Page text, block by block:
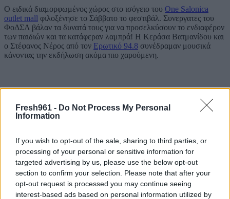
Fresh961 - Do Not Process My Personal
Information
If you wish to opt-out of the sale, sharing to third parties, or
processing of your personal or sensitive information for
targeted advertising by us, please use the below opt-out
section to confirm your selection. Please note that after your
opt-out request is processed you may continue seeing
interest-based ads based on personal information utilized by
Ο ειδικά διαμορφωμένος χώρος στο ισόγειο του One Salonica
outlet mall φιλοξένησε το Σάββατο το φεστιβάλ. Συνεργατες του
ΦοΔΣΑ βάλαν τα δυνατά τους για να προσελκύσουν το ενδιαφέρον
των παιδιών και τα κατάφεραν λαμπρά! Η Κεράσα Βατμανίδου και
ο Στέφανος Νέρος από τον Ερωτικό 94.8 συνέδραμαν μουσικά
κάνοντας την εκδήλωση ακόμα πιο χαρούμενη.
Μεγάλου Αλεξάνδρου.
Μουσική από νωρίς επιλεγμένη από τονFresh 96.1, παιδικά γέλια,
ένας ξυλοπόδαρος, δροσερό καλοκαιρινό αεράκι, δυο
γιγαντοοθόνες και μια σκηνή η οποία θα υποδεχόταν σε λίγο τον
Στέλιο Ρόκκο.